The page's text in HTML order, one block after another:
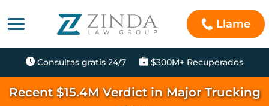
Llame
Consultas gratis 24/7 $300M+ Recuperados
Recent $15.4M Verdict in Major Trucking